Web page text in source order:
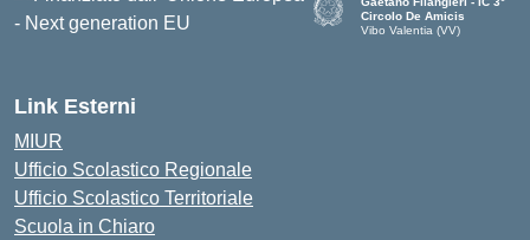
Circolo De Amicis
Vibo Valentia (VV)
Link Esterni
MIUR
Ufficio Scolastico Regionale
Ufficio Scolastico Territoriale
Scuola in Chiaro